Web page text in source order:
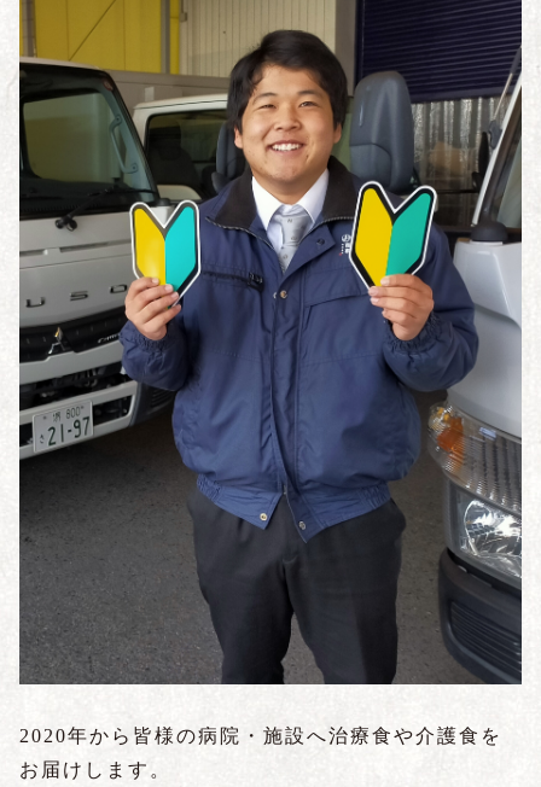
2020年から皆様の病院・施設へ治療食や介護食を
お届けします。